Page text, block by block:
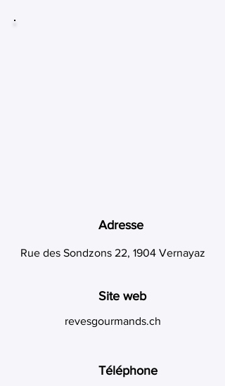
Adresse
Rue des Sondzons 22, 1904 Vernayaz
Site web
revesgourmands.ch
Téléphone